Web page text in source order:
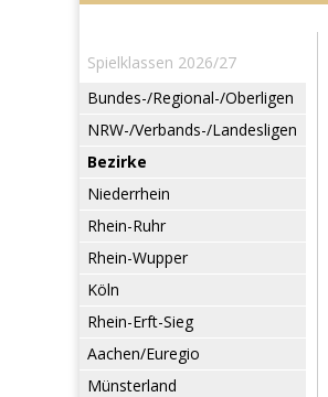
Spielklassen 2026/27
Bundes-/Regional-/Oberligen
NRW-/Verbands-/Landesligen
Bezirke
Niederrhein
Rhein-Ruhr
Rhein-Wupper
Köln
Rhein-Erft-Sieg
Aachen/Euregio
Münsterland